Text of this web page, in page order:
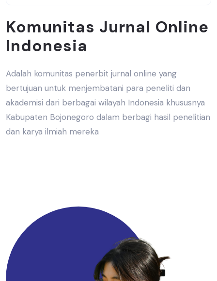
Komunitas Jurnal Online
Indonesia
Adalah komunitas penerbit jurnal online yang
bertujuan untuk menjembatani para peneliti dan
akademisi dari berbagai wilayah Indonesia khususnya
Kabupaten Bojonegoro dalam berbagi hasil penelitian
dan karya ilmiah mereka